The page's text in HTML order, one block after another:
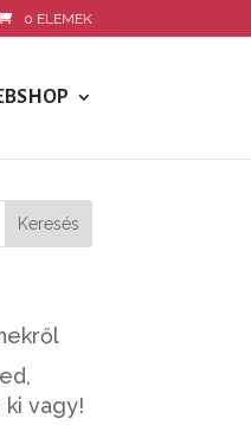
0 ELEMEK
vagy!